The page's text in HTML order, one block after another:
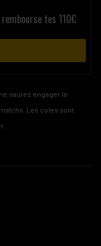
tes 110€
saurez engager la
Les cotes sont